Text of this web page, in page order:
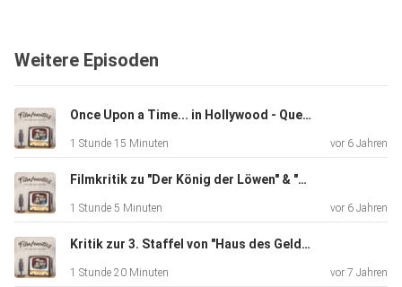
Weitere Episoden
Once Upon a Time... in Hollywood - Quentin Tarantino's Meisterwerk
1 Stunde 15 Minuten vor 6 Jahren
Filmkritik zu "Der König der Löwen" & "Men in Black: International" Review
1 Stunde 5 Minuten vor 6 Jahren
Kritik zur 3. Staffel von "Haus des Geldes" & "Stranger Things"
1 Stunde 20 Minuten vor 7 Jahren